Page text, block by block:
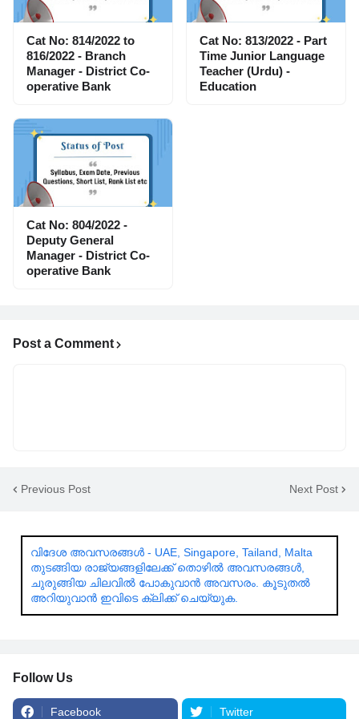
Cat No: 814/2022 to
816/2022 - Branch
Manager - District Co-
operative Bank
Cat No: 813/2022 - Part
Time Junior Language
Teacher (Urdu) -
Education
Cat No: 804/2022 -
Deputy General
Manager - District Co-
operative Bank
Post a Comment
Previous Post Next Post
വിദേശ അവസരങ്ങൾ - UAE, Singapore, Tailand, Malta
തുടങ്ങിയ രാജ്യങ്ങളിലേക്ക് തൊഴിൽ അവസരങ്ങൾ,
ചുരുങ്ങിയ ചിലവിൽ പോകുവാൻ അവസരം. കൂടുതൽ
അറിയുവാൻ ഇവിടെ ക്ലിക്ക് ചെയ്യുക.
Follow Us
Facebook Twitter